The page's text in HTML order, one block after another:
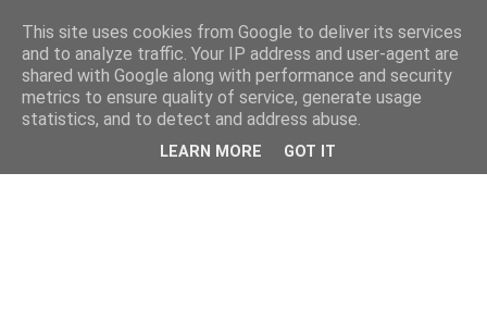
This site uses cookies from Google to deliver its services
and to analyze traffic. Your IP address and user-agent are
shared with Google along with performance and security
metrics to ensure quality of service, generate usage
statistics, and to detect and address abuse.
LEARN MORE GOT IT